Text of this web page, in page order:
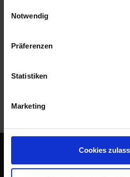
Cookies, wenn Sie unsere
Notwendig
Präferenzen
Statistiken
Marketing
Cookies
Gesamtlänge: 395 mm (Hülle: 285
Bewertungen
Sie keine Neuigkeit oder Aktion